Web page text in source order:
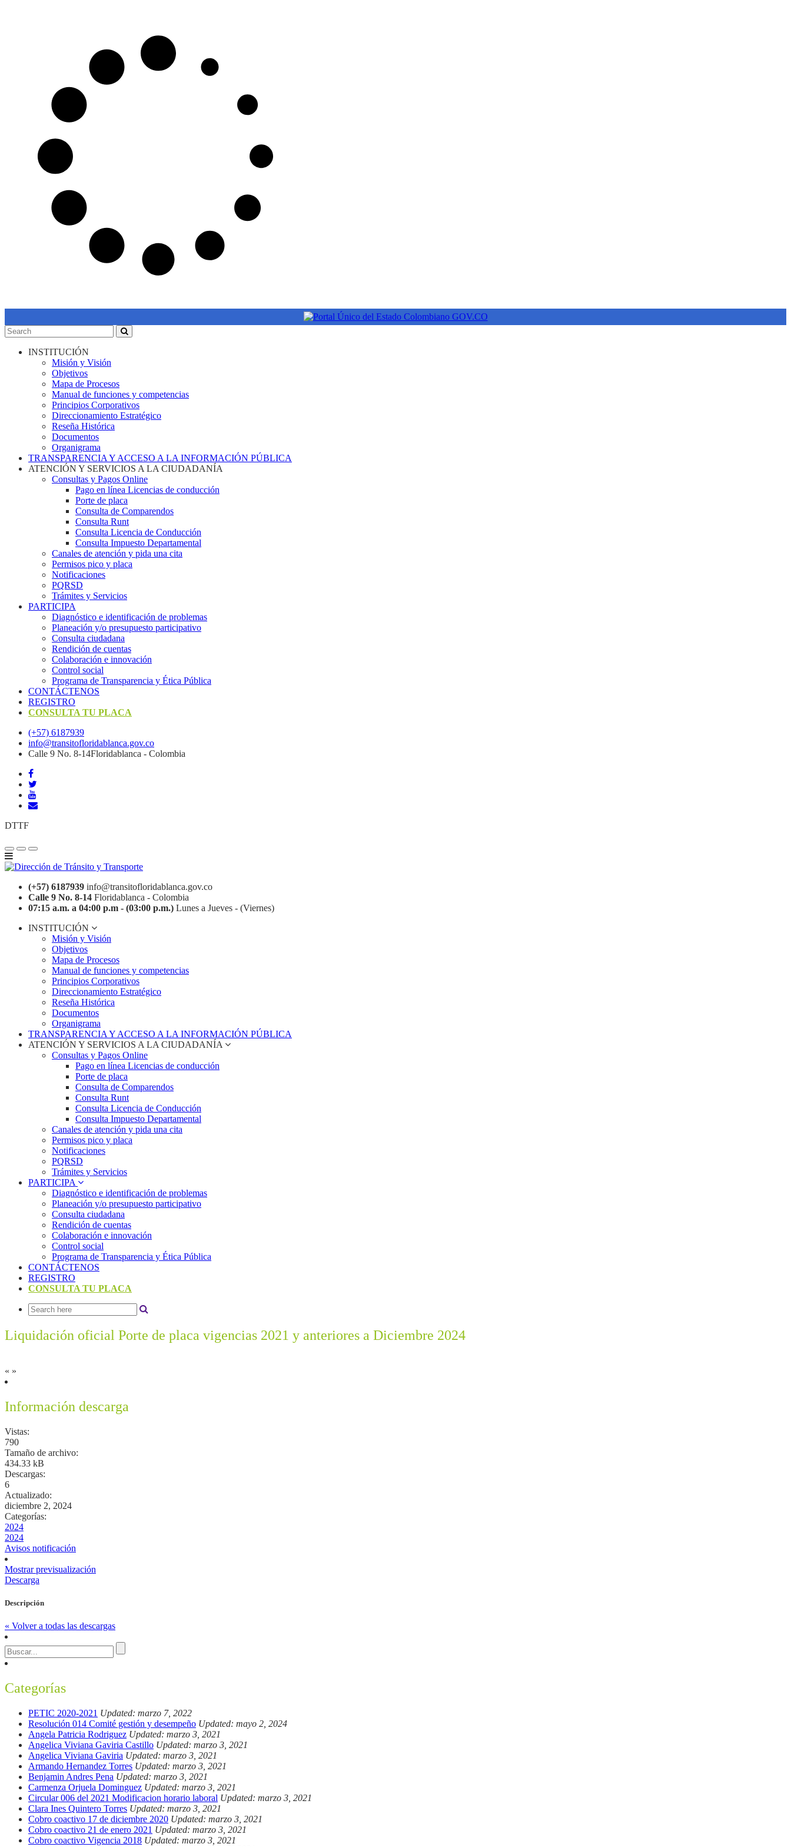
INSTITUCIÓN
Misión y Visión
Objetivos
Mapa de Procesos
Manual de funciones y competencias
Principios Corporativos
Direccionamiento Estratégico
Reseña Histórica
Documentos
Organigrama
TRANSPARENCIA Y ACCESO A LA INFORMACIÓN PÚBLICA
ATENCIÓN Y SERVICIOS A LA CIUDADANÍA
Consultas y Pagos Online
Pago en línea Licencias de conducción
Porte de placa
Consulta de Comparendos
Consulta Runt
Consulta Licencia de Conducción
Consulta Impuesto Departamental
Canales de atención y pida una cita
Permisos pico y placa
Notificaciones
PQRSD
Trámites y Servicios
PARTICIPA
Diagnóstico e identificación de problemas
Planeación y/o presupuesto participativo​
Consulta ciudadana
Rendición de cuentas
Colaboración e innovación
Control social
Programa de Transparencia y Ética Pública
CONTÁCTENOS
REGISTRO
CONSULTA TU PLACA
(+57) 6187939
info@transitofloridablanca.gov.co
Calle 9 No. 8-14Floridablanca - Colombia
DTTF
(+57) 6187939 info@transitofloridablanca.gov.co
Calle 9 No. 8-14 Floridablanca - Colombia
07:15 a.m. a 04:00 p.m - (03:00 p.m.) Lunes a Jueves - (Viernes)
INSTITUCIÓN
Misión y Visión
Objetivos
Mapa de Procesos
Manual de funciones y competencias
Principios Corporativos
Direccionamiento Estratégico
Reseña Histórica
Documentos
Organigrama
TRANSPARENCIA Y ACCESO A LA INFORMACIÓN PÚBLICA
ATENCIÓN Y SERVICIOS A LA CIUDADANÍA
Consultas y Pagos Online
Pago en línea Licencias de conducción
Porte de placa
Consulta de Comparendos
Consulta Runt
Consulta Licencia de Conducción
Consulta Impuesto Departamental
Canales de atención y pida una cita
Permisos pico y placa
Notificaciones
PQRSD
Trámites y Servicios
PARTICIPA
Diagnóstico e identificación de problemas
Planeación y/o presupuesto participativo​
Consulta ciudadana
Rendición de cuentas
Colaboración e innovación
Control social
Programa de Transparencia y Ética Pública
CONTÁCTENOS
REGISTRO
CONSULTA TU PLACA
Liquidación oficial Porte de placa vigencias 2021 y anteriores a Diciembre 2024
« »
Información descarga
Vistas:
790
Tamaño de archivo:
434.33 kB
Descargas:
6
Actualizado:
diciembre 2, 2024
Categorías:
2024
2024
Avisos notificación
Mostrar previsualización
Descarga
Descripción
« Volver a todas las descargas
Categorías
PETIC 2020-2021 Updated: marzo 7, 2022
Resolución 014 Comité gestión y desempeño Updated: mayo 2, 2024
Angela Patricia Rodriguez Updated: marzo 3, 2021
Angelica Viviana Gaviria Castillo Updated: marzo 3, 2021
Angelica Viviana Gaviria Updated: marzo 3, 2021
Armando Hernandez Torres Updated: marzo 3, 2021
Benjamin Andres Pena Updated: marzo 3, 2021
Carmenza Orjuela Dominguez Updated: marzo 3, 2021
Circular 006 del 2021 Modificacion horario laboral Updated: marzo 3, 2021
Clara Ines Quintero Torres Updated: marzo 3, 2021
Cobro coactivo 17 de diciembre 2020 Updated: marzo 3, 2021
Cobro coactivo 21 de enero 2021 Updated: marzo 3, 2021
Cobro coactivo Vigencia 2018 Updated: marzo 3, 2021